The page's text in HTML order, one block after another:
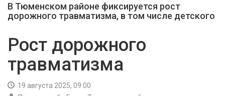
ОБЩЕСТВО
КУЛЬТУРА
БЕЗОПАСНОСТЬ
В Тюменском районе фиксируется рост
дорожного травматизма, в том числе детского
Рост дорожного
травматизма
19 августа 2025, 09:00